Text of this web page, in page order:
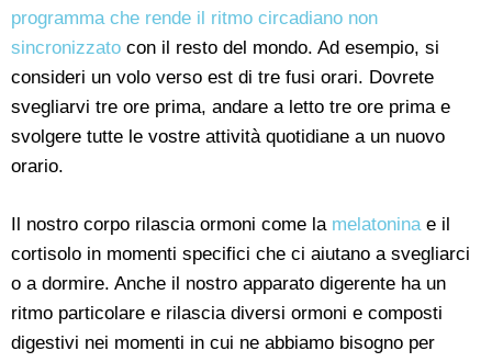
programma che rende il ritmo circadiano non
sincronizzato con il resto del mondo. Ad esempio, si
consideri un volo verso est di tre fusi orari. Dovrete
svegliarvi tre ore prima, andare a letto tre ore prima e
svolgere tutte le vostre attività quotidiane a un nuovo
orario.
Il nostro corpo rilascia ormoni come la melatoninae il
cortisolo in momenti specifici che ci aiutano a svegliarci
o a dormire. Anche il nostro apparato digerente ha un
ritmo particolare e rilascia diversi ormoni e composti
digestivi nei momenti in cui ne abbiamo bisogno per